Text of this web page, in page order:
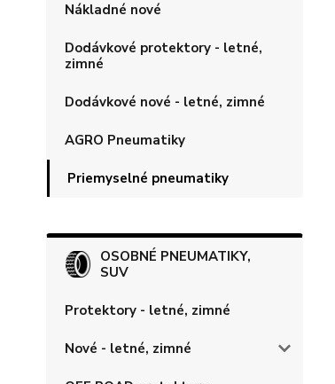
Nákladné nové
Dodávkové protektory - letné,
zimné
Dodávkové nové - letné, zimné
AGRO Pneumatiky
Priemyselné pneumatiky
OSOBNÉ PNEUMATIKY,
SUV
Protektory - letné, zimné
Nové - letné, zimné